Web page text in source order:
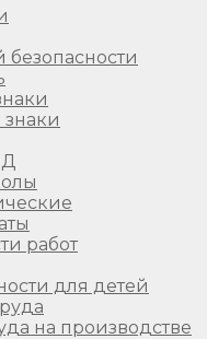
работ
для детей
на производстве